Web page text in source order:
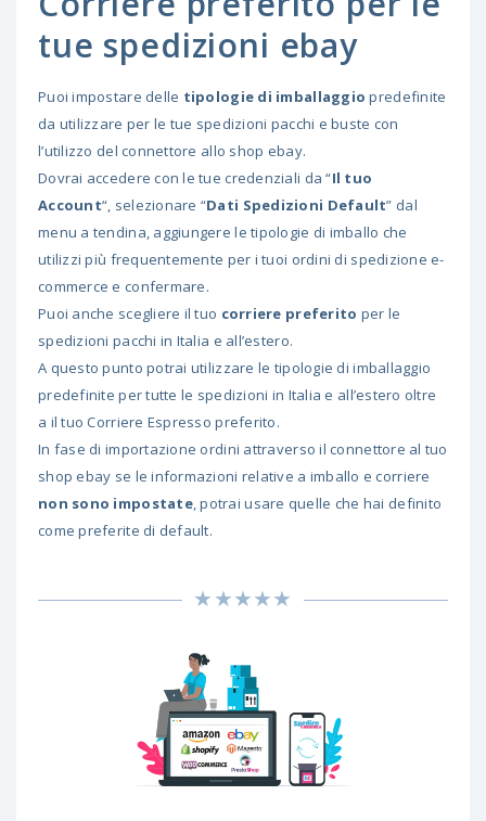
tue spedizioni ebay
Puoi impostare delle tipologie di imballaggiopredefinite
da utilizzare per le tue spedizioni pacchi e buste con
l’utilizzo del connettore allo shop ebay.
Dovrai accedere con le tue credenziali da “Il tuo
Account“, selezionare “Dati Spedizioni Default” dal
menu a tendina, aggiungere le tipologie di imballo che
utilizzi più frequentemente per i tuoi ordini di spedizione e-
commerce e confermare.
Puoi anche scegliere il tuo corriere preferito per le
spedizioni pacchi in Italia e all’estero.
A questo punto potrai utilizzare le tipologie di imballaggio
predefinite per tutte le spedizioni in Italia e all’estero oltre
a il tuo Corriere Espresso preferito.
In fase di importazione ordini attraverso il connettore al tuo
shop ebay se le informazioni relative a imballo e corriere
non sono impostate, potrai usare quelle che hai definito
come preferite di default.